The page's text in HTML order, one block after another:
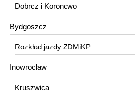
Dobrcz i Koronowo
Bydgoszcz
Rozkład jazdy ZDMiKP
Inowrocław
Kruszwica